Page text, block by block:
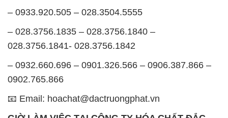
– 0933.920.505 – 028.3504.5555
– 028.3756.1835 – 028.3756.1840 –
028.3756.1841- 028.3756.1842
– 0932.660.696 – 0901.326.566 – 0906.387.866 –
0902.765.866
📧 Email: hoachat@dactruongphat.vn